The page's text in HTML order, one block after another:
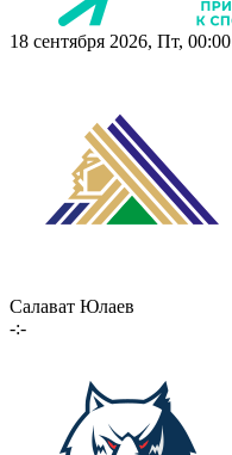
18 сентября 2026, Пт, 00:00
Салават Юлаев
-:-